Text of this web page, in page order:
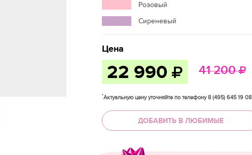
Розовый
Сиреневый
Цена
22 990 41 200
*Актуальную цену уточняйте по телефону 8 (495) 645 19 08
ДОБАВИТЬ В ЛЮБИМЫЕ